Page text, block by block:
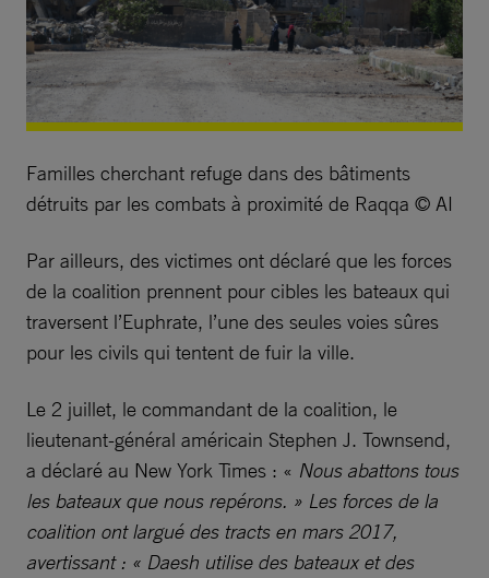
Familles cherchant refuge dans des bâtiments
détruits par les combats à proximité de Raqqa © AI
Par ailleurs, des victimes ont déclaré que les forces
de la coalition prennent pour cibles les bateaux qui
traversent l’Euphrate, l’une des seules voies sûres
pour les civils qui tentent de fuir la ville.
Le 2 juillet, le commandant de la coalition, le
lieutenant-général américain Stephen J. Townsend,
a déclaré au New York Times : « Nous abattons tous
les bateaux que nous repérons. » Les forces de la
coalition ont largué des tracts en mars 2017,
avertissant : « Daesh utilise des bateaux et des